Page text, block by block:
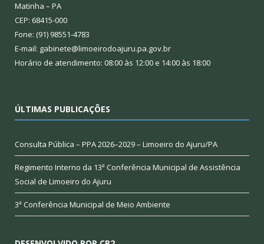
Matinha – PA
CEP: 68415-000
Fone: (91) 98551-4783
E-mail: gabinete@limoeirodoajuru.pa.gov.br
Horário de atendimento: 08:00 às 12:00 e 14:00 às 18:00
ÚLTIMAS PUBLICAÇÕES
Consulta Pública – PPA 2026–2029 – Limoeiro do Ajuru/PA
Regimento Interno da 13ª Conferência Municipal de Assistência
Social de Limoeiro do Ajuru
3ª Conferência Municipal de Meio Ambiente